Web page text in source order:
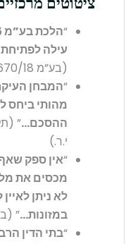
“
עילה
(בע”מ 7670/18 פלונית נ’ פלוני)
“המבחן
מהותי ביחס
ההסכם…
י.ר.)
“אין ספק
מכסים את
לא ניתן
במזונות…” (בג”ץ
“בתי הדין